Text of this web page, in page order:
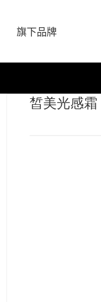
旗下品牌
皙美光感霜